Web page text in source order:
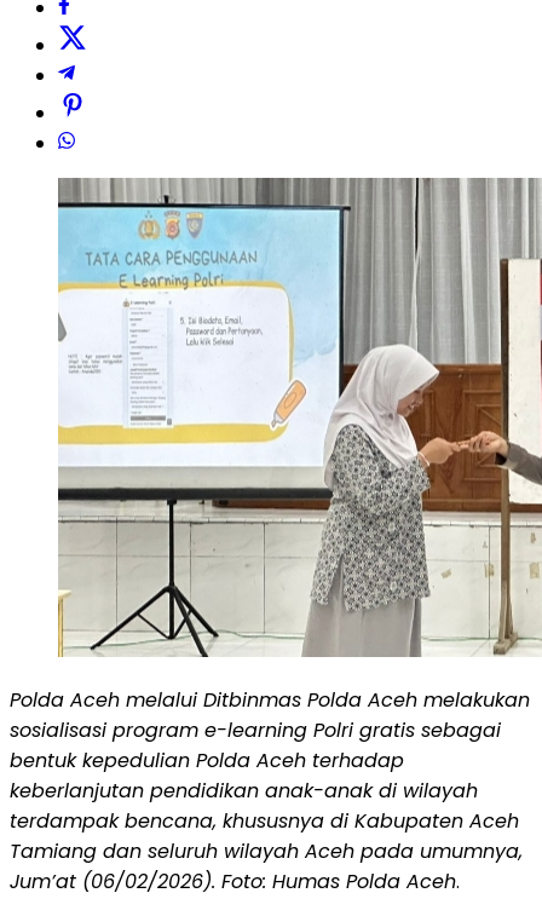
Polda Aceh melalui Ditbinmas Polda Aceh melakukan
sosialisasi program e-learning Polri gratis sebagai
bentuk kepedulian Polda Aceh terhadap
keberlanjutan pendidikan anak-anak di wilayah
terdampak bencana, khususnya di Kabupaten Aceh
Tamiang dan seluruh wilayah Aceh pada umumnya,
Jum’at (06/02/2026). Foto: Humas Polda Aceh.